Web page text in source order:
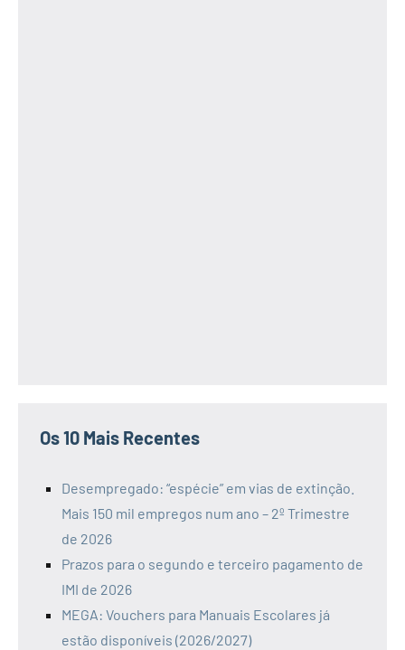
Os 10 Mais Recentes
Desempregado: “espécie” em vias de extinção.
Mais 150 mil empregos num ano – 2º Trimestre
de 2026
Prazos para o segundo e terceiro pagamento de
IMI de 2026
MEGA: Vouchers para Manuais Escolares já
estão disponíveis (2026/2027)